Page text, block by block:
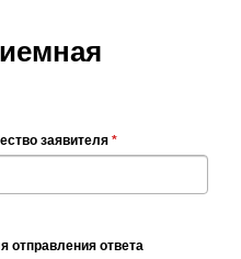
заявителя *
отправления ответа